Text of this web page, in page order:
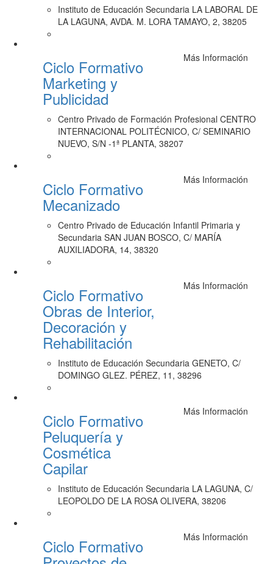
Instituto de Educación Secundaria LA LABORAL DE
LA LAGUNA, AVDA. M. LORA TAMAYO, 2, 38205
Ciclo Formativo
Marketing y
Publicidad
Más Información
Centro Privado de Formación Profesional CENTRO
INTERNACIONAL POLITÉCNICO, C/ SEMINARIO
NUEVO, S/N -1ª PLANTA, 38207
Ciclo Formativo
Mecanizado
Más Información
Centro Privado de Educación Infantil Primaria y
Secundaria SAN JUAN BOSCO, C/ MARÍA
AUXILIADORA, 14, 38320
Ciclo Formativo
Obras de Interior,
Decoración y
Rehabilitación
Más Información
Instituto de Educación Secundaria GENETO, C/
DOMINGO GLEZ. PÉREZ, 11, 38296
Ciclo Formativo
Peluquería y
Cosmética
Capilar
Más Información
Instituto de Educación Secundaria LA LAGUNA, C/
LEOPOLDO DE LA ROSA OLIVERA, 38206
Ciclo Formativo Más Información